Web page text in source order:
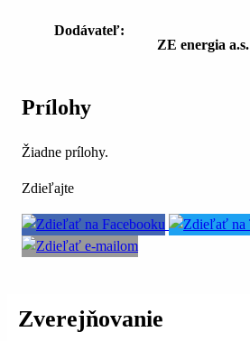
Dodávateľ:
ZE energia a.s.
Prílohy
Žiadne prílohy.
Zdieľajte
Zverejňovanie